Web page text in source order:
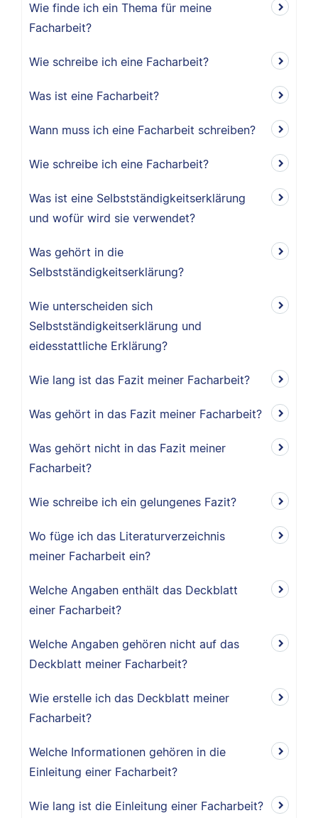
Wie finde ich ein Thema für meine
Facharbeit?
Wie schreibe ich eine Facharbeit?
Was ist eine Facharbeit?
Wann muss ich eine Facharbeit schreiben?
Wie schreibe ich eine Facharbeit?
Was ist eine Selbstständigkeitserklärung
und wofür wird sie verwendet?
Was gehört in die
Selbstständigkeitserklärung?
Wie unterscheiden sich
Selbstständigkeitserklärung und
eidesstattliche Erklärung?
Wie lang ist das Fazit meiner Facharbeit?
Was gehört in das Fazit meiner Facharbeit?
Was gehört nicht in das Fazit meiner
Facharbeit?
Wie schreibe ich ein gelungenes Fazit?
Wo füge ich das Literaturverzeichnis
meiner Facharbeit ein?
Welche Angaben enthält das Deckblatt
einer Facharbeit?
Welche Angaben gehören nicht auf das
Deckblatt meiner Facharbeit?
Wie erstelle ich das Deckblatt meiner
Facharbeit?
Welche Informationen gehören in die
Einleitung einer Facharbeit?
Wie lang ist die Einleitung einer Facharbeit?